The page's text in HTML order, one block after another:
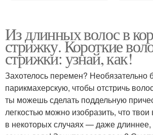
Из длинных волос в
стрижку. Короткие
стрижки: узнай, как!
Захотелось перемен? Необязательно
парикмахерскую, чтобы отстричь
ты можешь сделать поддельную
легкостью можно изобразить, что
в некоторых случаях — даже длиннее,